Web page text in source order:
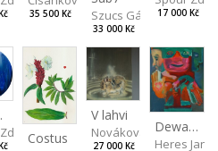
35 500 Kč Szucs Gábor
33 000 Kč
17 000 Kč
II
Costus
V lahvi
Nováková Blanka
27 000 Kč
Dewa pagan
Heres Jan